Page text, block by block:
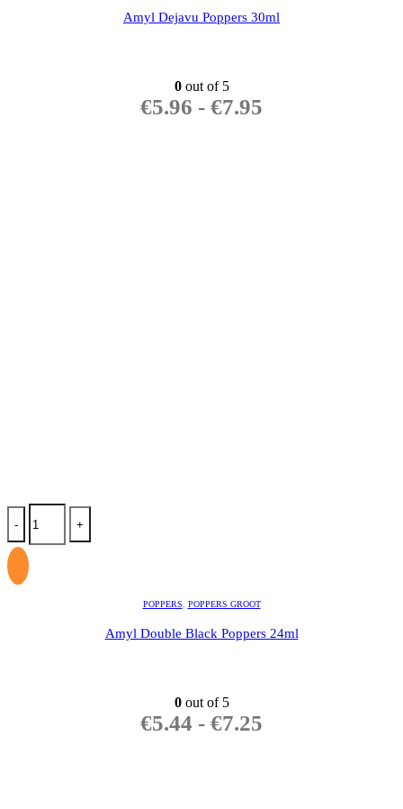
Amyl Dejavu Poppers 30ml
0out of 5
€5.96 - €7.95
- +
POPPERS, POPPERS GROOT
Amyl Double Black Poppers 24ml
0out of 5
€5.44 - €7.25